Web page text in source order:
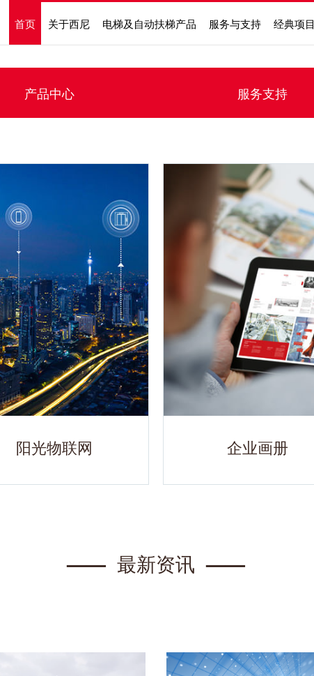
首页 关于西尼 电梯及自动扶梯产品 服务与支持 经典项目
产品中心 服务支持
阳光物联网 企业画册
—— 最新资讯——